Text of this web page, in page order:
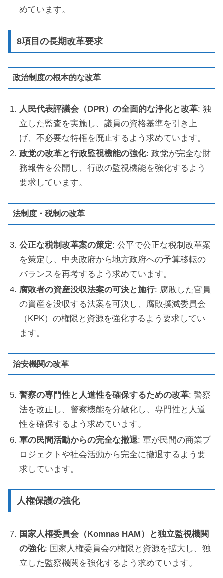
めています。
8項目の長期改革要求
政治制度の根本的な改革
人民代表評議会（DPR）の全面的な浄化と改革: 独
立した監査を実施し、議員の資格基準を引き上
げ、不必要な特権を廃止するよう求めています。
政党の改革と行政監視機能の強化: 政党が完全な財
務報告を公開し、行政の監視機能を強化するよう
要求しています。
法制度・税制の改革
公正な税制改革案の策定: 公平で公正な税制改革案
を策定し、中央政府から地方政府への予算移転の
バランスを再考するよう求めています。
腐敗者の資産没収法案の可決と施行: 腐敗した官員
の資産を没収する法案を可決し、腐敗撲滅委員会
（KPK）の権限と資源を強化するよう要求してい
ます。
治安機関の改革
警察の専門性と人道性を確保するための改革: 警察
法を改正し、警察機能を分散化し、専門性と人道
性を確保するよう求めています。
軍の民間活動からの完全な撤退: 軍が民間の商業プ
ロジェクトや社会活動から完全に撤退するよう要
求しています。
人権保護の強化
国家人権委員会（Komnas HAM）と独立監視機関
の強化: 国家人権委員会の権限と資源を拡大し、独
立した監察機関を強化するよう求めています。